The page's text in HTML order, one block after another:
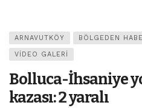
ARNAVUTKÖY BÖLGEDEN
VIDEO GALERI
Bolluca-İhsaniye
kazası: 2 yaralı